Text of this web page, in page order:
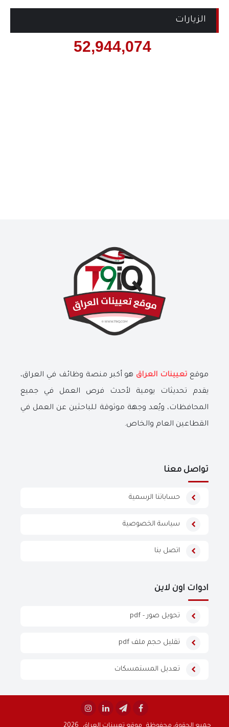
الزيارات
52,944,074
موقع تعيينات العراق هو أكبر منصة وظائف في العراق،
يقدم تحديثات يومية لأحدث فرص العمل في جميع
المحافظات، ويُعد وجهة موثوقة للباحثين عن العمل في
القطاعين العام والخاص.
تواصل معنا
حساباتنا الرسمية
سياسة الخصوصية
اتصل بنا
ادوات اون لاين
تحويل صور - pdf
تقليل حجم ملف pdf
تعديل المستمسكات